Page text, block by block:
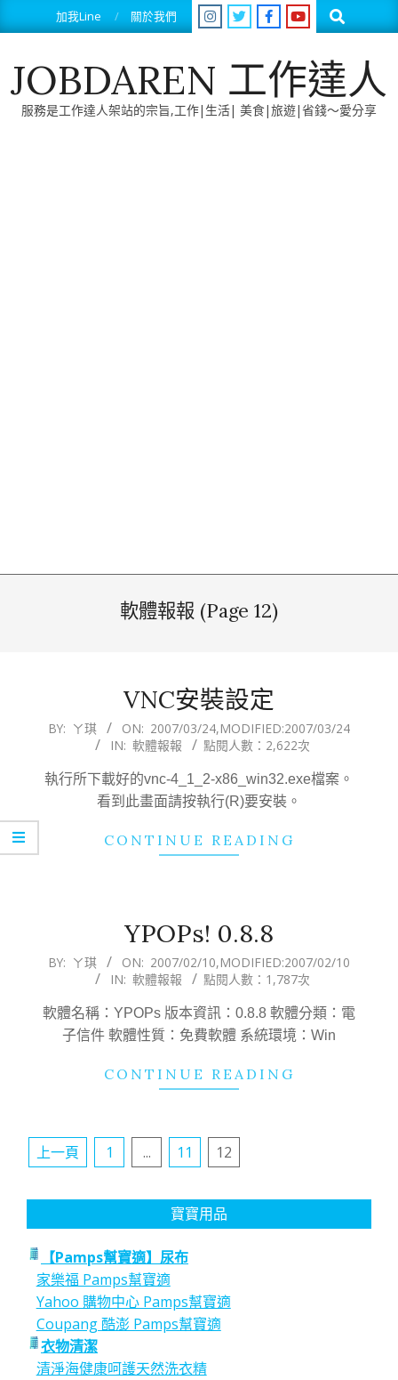
to
加我Line 關於我們 Search
JOBDAREN 工作達人
服務是工作達人架站的宗旨,工作|生活| 美食|旅遊|省錢～愛分享
軟體報報 (Page 12)
VNC安裝設定
2007-
24
BY: ㄚ琪 ON: 2007/03/24,MODIFIED:2007/03/24
IN: 軟體報報 點閱人數：2,622次
執行所下載好的vnc-4_1_2-x86_win32.exe檔案。
看到此畫面請按執行(R)要安裝。
CONTINUE READING
YPOPs! 0.8.8
2007-
10
BY: ㄚ琪 ON: 2007/02/10,MODIFIED:2007/02/10
IN: 軟體報報 點閱人數：1,787次
軟體名稱：YPOPs 版本資訊：0.8.8 軟體分類：電
子信件 軟體性質：免費軟體 系統環境：Win
CONTINUE READING
文
頁
上一頁 1 ... 11 12
寶寶用品
【Pamps幫寶適】尿布
家樂福 Pamps幫寶適
Yahoo 購物中心 Pamps幫寶適
Coupang 酷澎 Pamps幫寶適
衣物清潔
清淨海健康呵護天然洗衣精